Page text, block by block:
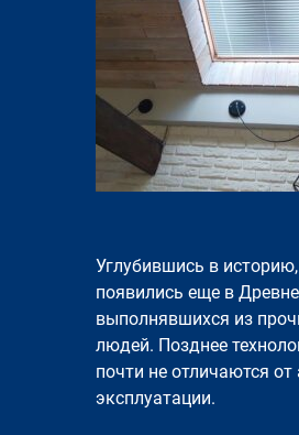
Углубившись в
появились еще в
выполнявшихся из
людей. Позднее
почти не отличаются
эксплуатации.